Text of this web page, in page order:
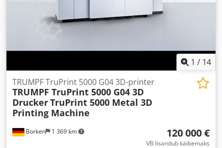
1 / 14
Borken 1 369 km
TRUMPF TruPrint 5000 G04 3D-printer
TRUMPF TruPrint 5000 G04 3D
DruckerTruPrint 5000 Metal 3D
Printing Machine
120 000 €
VB lisandub käibemaks